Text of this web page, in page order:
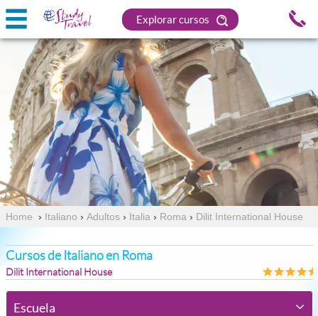
Explorar cursos
Home › Italiano › Adultos › Italia › Roma › Dilit International House
Cursos de Italiano en Roma
Dilit International House
Escuela